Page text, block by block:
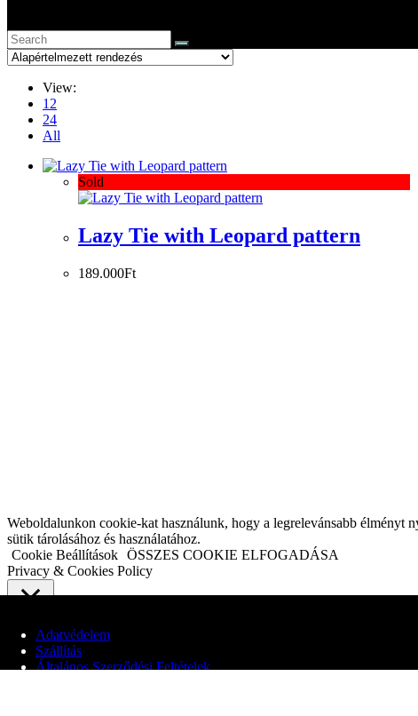
View:
12
24
All
Sold
Lazy Tie with Leopard pattern
189.000Ft
Adatvédelem
Szállítás
Általános Szerződési Feltételek
Weboldalunkon cookie-kat használunk, hogy a legrelevánsabb élményt
sütik tárolásához és használatához.
Cookie Beállítások ÖSSZES COOKIE ELFOGADÁSA
Privacy & Cookies Policy
Adatvédelmi áttekintés